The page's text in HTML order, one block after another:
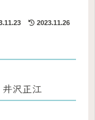
2023.11.26
沢正江